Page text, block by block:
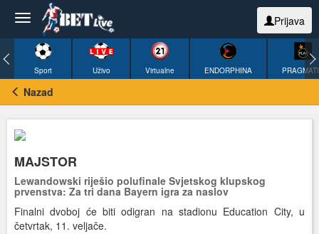
Prijava
Sport Uživo Virtualne ENDORPHINA
Nazad
MAJSTOR
Lewandowski riješio polufinale Svjetskog klupskog
prvenstva: Za tri dana Bayern igra za naslov
Finalni dvoboj će biti odigran na stadionu Education City, u
četvrtak, 11. veljače.